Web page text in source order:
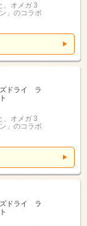
、オメガ 3
」のコラボ
ドライ ラ
、オメガ 3
」のコラボ
ドライ ラ